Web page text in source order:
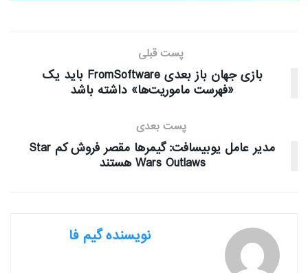
پست قبلی
بازی جهان باز بعدی FromSoftware باید یک
«فهرست ماموریت‌ها» داشته باشد
پست بعدی
مدیر عامل یوبیسافت: گیمرها مقصر فروش کم Star
Wars Outlaws هستند
نویسنده گیم فا